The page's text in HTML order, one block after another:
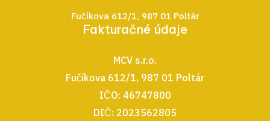
Fučíkova 612/1, 987 01 Poltár
Fakturačné údaje
MCV s.r.o.
Fučíkova 612/1, 987 01 Poltár
IČO: 46747800
DIČ: 2023562805